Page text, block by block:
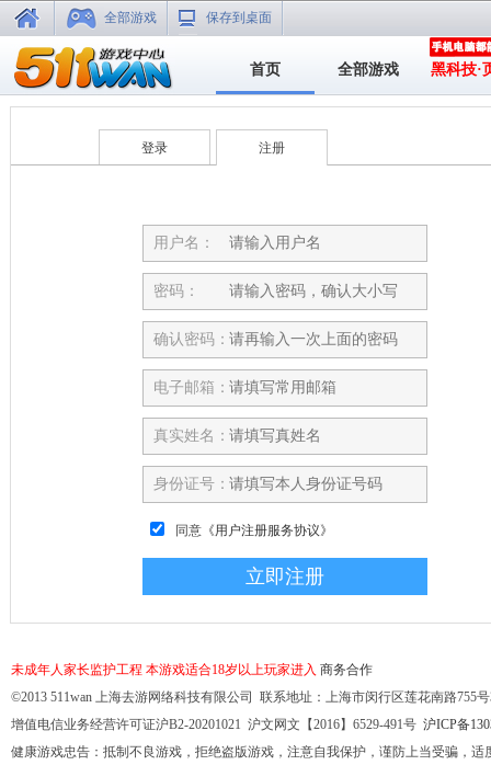
全部游戏 保存到桌面
首页 全部游戏 黑科技·
登录 注册
用户名：
密码：
确认密码：
电子邮箱：
真实姓名：
身份证号：
同意 《用户注册服务协议》
未成年人家长监护工程 本游戏适合18岁以上玩家进入 商务合作
©2013 511wan 上海去游网络科技有限公司 联系地址：上海市闵行区莲花南路755
增值电信业务经营许可证沪B2-20201021 沪文网文【2016】6529-491号 沪ICP备
健康游戏忠告：抵制不良游戏，拒绝盗版游戏，注意自我保护，谨防上当受骗，